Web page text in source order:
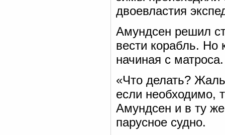
двоевластия
Амундсен решил
вести корабль. Но
начиная с матроса.
«Что делать?
если необходимо,
Амундсен и в ту
парусное судно.